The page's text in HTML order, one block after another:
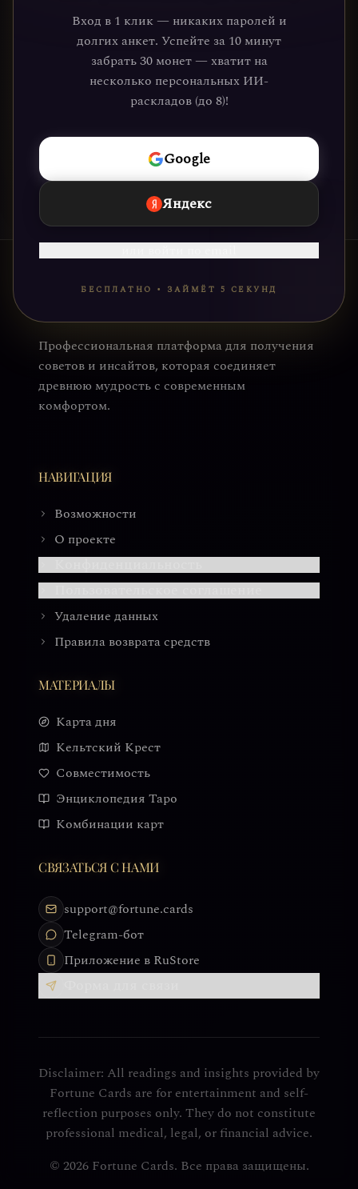
Вход в 1 клик — никаких паролей и
долгих анкет. Успейте за 10 минут
забрать 30 монет — хватит на
несколько персональных ИИ-
раскладов (до 8)!
Google
Яндекс
БЕСПЛАТНО • ЗАЙМЁТ 5 СЕКУНД
Присоединяйтесь к тысячам людей,
которые обрели ясность и понимание
через нашу платформу. Ваше
путешествие к себе уже ждёт.
НАЧАТЬ
Профессиональная платформа для получения
советов и инсайтов, которая соединяет
древнюю мудрость с современным
комфортом.
НАВИГАЦИЯ
Возможности
О проекте
Удаление данных
Правила возврата средств
МАТЕРИАЛЫ
Карта дня
Кельтский Крест
Совместимость
Энциклопедия Таро
Комбинации карт
СВЯЗАТЬСЯ С НАМИ
support@fortune.cards
Telegram-бот
Приложение в RuStore
Disclaimer: All readings and insights provided by
Fortune Cards are for entertainment and self-
reflection purposes only. They do not constitute
professional medical, legal, or financial advice.
© 2026 Fortune Cards. Все права защищены.